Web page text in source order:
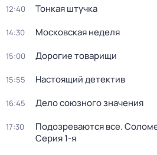
12:40 Тонкая штучка
14:30 Московская неделя
15:00 Дорогие товарищи
15:55 Настоящий детектив
16:45 Дело союзного значения
17:30 Подозреваются все.
Серия 1-я